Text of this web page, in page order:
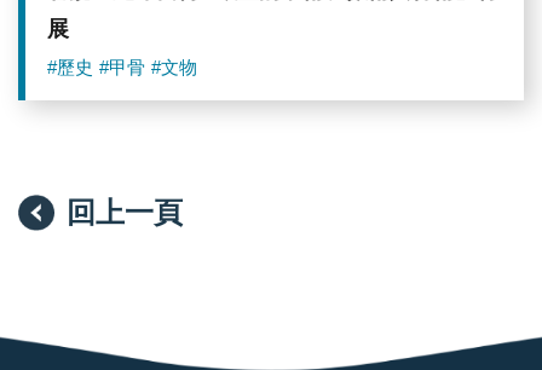
展
#歷史 #甲骨 #文物
回上一頁